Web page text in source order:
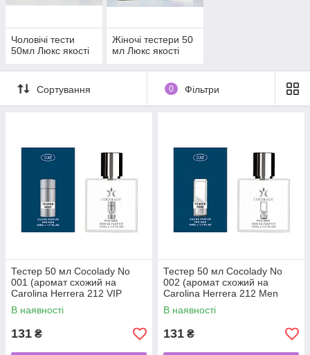
Чоловічі тести
50мл Люкс якості
Жіночі тестери 50
мл Люкс якості
Сортування 0 Фільтри
Тестер 50 мл Cocolady No
001 (аромат схожий на
Carolina Herrera 212 VIP
Men)
В наявності
131 ₴
Тестер 50 мл Cocolady No
002 (аромат схожий на
Carolina Herrera 212 Men
NYC)
В наявності
131 ₴